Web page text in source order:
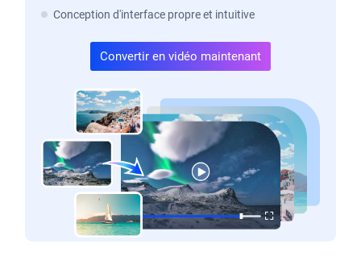
Conception d'interface propre et intuitive
Convertir en vidéo maintenant